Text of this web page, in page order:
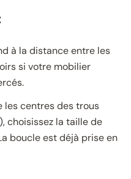
à la distance entre les
si votre mobilier
les centres des trous
choisissez la taille de
boucle est déjà prise en